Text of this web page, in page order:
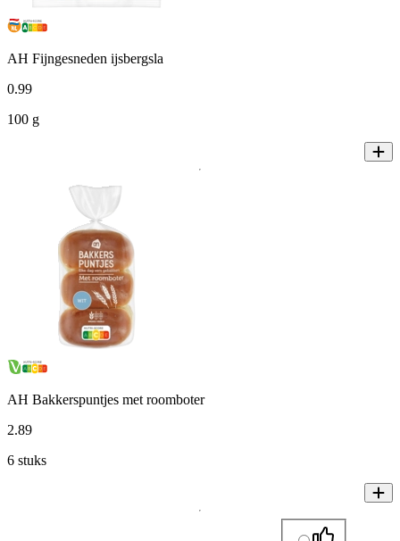
AH Fijngesneden ijsbergsla
0.99
100 g
AH Bakkerspuntjes met roomboter
2.89
6 stuks